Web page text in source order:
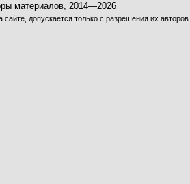
материалов, 2014—2026
допускается только с разрешения их авторов.